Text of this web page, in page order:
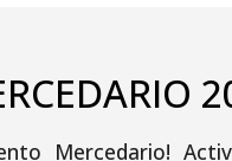
Mercedario!